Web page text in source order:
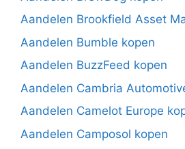
Aandelen Brookfield Asset
Aandelen Bumble kopen
Aandelen BuzzFeed kopen
Aandelen Cambria
Aandelen Camelot Europe
Aandelen Camposol kopen